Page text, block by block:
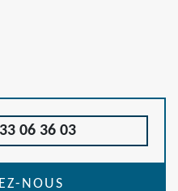
06 36 03
NOUS